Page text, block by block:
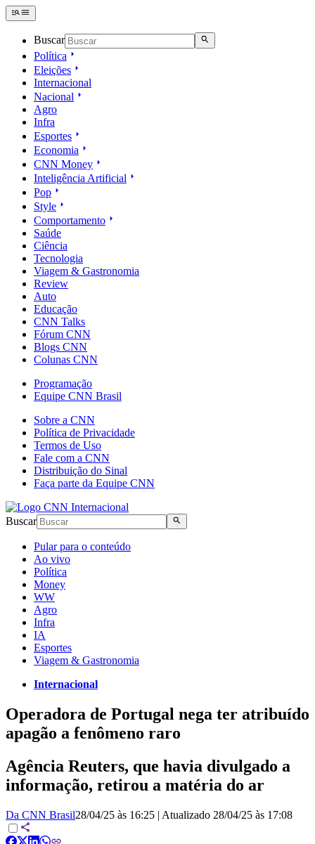
Buscar
Política
Eleições
Internacional
Nacional
Agro
Infra
Esportes
Economia
CNN Money
Inteligência Artificial
Pop
Style
Comportamento
Saúde
Ciência
Tecnologia
Viagem & Gastronomia
Review
Auto
Educação
CNN Talks
Fórum CNN
Blogs CNN
Colunas CNN
Programação
Equipe CNN Brasil
Sobre a CNN
Política de Privacidade
Termos de Uso
Fale com a CNN
Distribuição do Sinal
Faça parte da Equipe CNN
Buscar
Pular para o conteúdo
Ao vivo
Política
Money
WW
Agro
Infra
IA
Esportes
Viagem & Gastronomia
Internacional
Operadora de Portugal nega ter atribuído
apagão a fenômeno raro
Agência Reuters, que havia divulgado a
informação, retirou a matéria do ar
Da CNN Brasil28/04/25 às 16:25 | Atualizado 28/04/25 às 17:08